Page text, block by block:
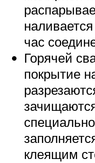
час
Горячей
покрытие
клеящим